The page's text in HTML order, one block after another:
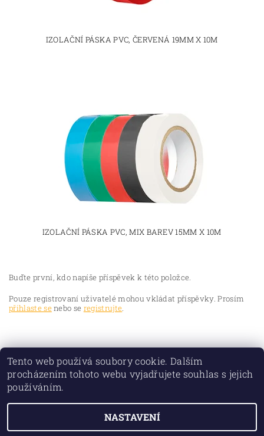
IZOLAČNÍ PÁSKA PVC, ČERVENÁ 19MM X 10M
IZOLAČNÍ PÁSKA PVC, MIX BAREV 15MM X 10M
Buďte první, kdo napíše příspěvek k této položce.
Pouze registrovaní uživatelé mohou vkládat příspěvky. Prosím
přihlaste senebo se registrujte.
2026 © TORIO PLUS spol. s r.o., všechna práva vyhrazena
Tento web používá soubory cookie. Dalším
procházením tohoto webu vyjadřujete souhlas s jejich
používáním.
NASTAVENÍ